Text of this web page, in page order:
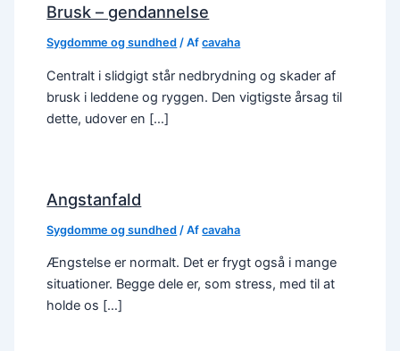
Brusk – gendannelse
Sygdomme og sundhed / Afcavaha
Centralt i slidgigt står nedbrydning og skader af
brusk i leddene og ryggen. Den vigtigste årsag til
dette, udover en […]
Angstanfald
Sygdomme og sundhed / Afcavaha
Ængstelse er normalt. Det er frygt også i mange
situationer. Begge dele er, som stress, med til at
holde os […]